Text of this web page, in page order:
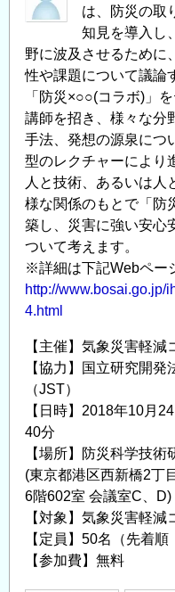
シ
ョ
ン
フ
ォ
ー
ラ
ム
「防
災
×AI」
の
は、防災の取
知見を導入し
野に波及させるために
性や課題について議論
「防災×○○(コラボ)」
講師を招き、様々な分
手法、発想の源泉につ
型のレクチャーにより
人と技術、あるいは
様な関係のもとで「防
築し、災害に強い安心
ついて考えます。
※詳細は下記Webペー
http://www.bosai.go.jp/
4.html
【主催】気象災害軽減
【協力】国立研究開
（JST）
【日時】2018年10月
40分
【場所】防災科学技術
(東京都港区西新橋2
6階602室 会議室C、D)
【対象】気象災害軽
【定員】50名（先着
【参加費】無料